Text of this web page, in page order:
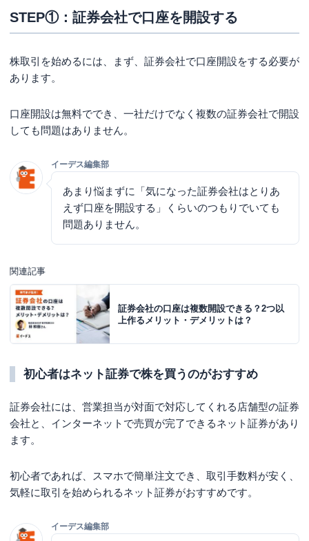
STEP①：証券会社で口座を開設する
株取引を始めるには、まず、証券会社で口座開設をする必要が
あります。
口座開設は無料ででき、一社だけでなく複数の証券会社で開設
しても問題はありません。
イーデス編集部
あまり悩まずに「気になった証券会社はとりあ
えず口座を開設する」くらいのつもりでいても
問題ありません。
関連記事
証券会社の口座は複数開設できる？2つ以
上作るメリット・デメリットは？
初心者はネット証券で株を買うのがおすすめ
証券会社には、営業担当が対面で対応してくれる店舗型の証券
会社と、インターネットで売買が完了できるネット証券があり
ます。
初心者であれば、スマホで簡単注文でき、取引手数料が安く、
気軽に取引を始められるネット証券がおすすめです。
イーデス編集部